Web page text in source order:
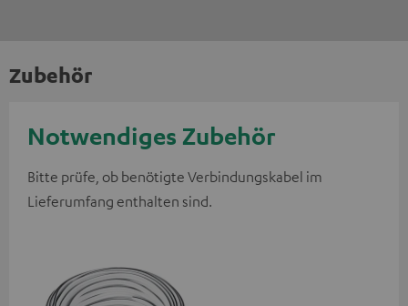
Zubehör
Notwendiges Zubehör
Bitte prüfe, ob benötigte Verbindungskabel im
Lieferumfang enthalten sind.